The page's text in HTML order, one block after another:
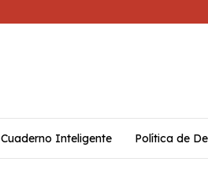
Cuaderno Inteligente Política de